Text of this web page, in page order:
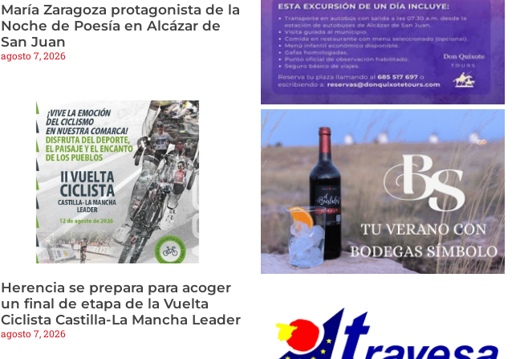
María Zaragoza protagonista de la
Noche de Poesía en Alcázar de
San Juan
agosto 7, 2026
Herencia se prepara para acoger
un final de etapa de la Vuelta
Ciclista Castilla-La Mancha Leader
agosto 7, 2026